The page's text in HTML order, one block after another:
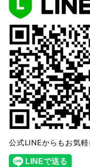
公式LINEからもお気軽